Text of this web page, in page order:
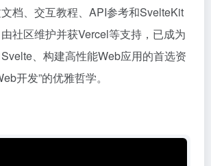
档、交互教程、API参考和SvelteKit
社区维护并获Vercel等支持，已成为
、构建高性能Web应用的首选资
开发”的优雅哲学。